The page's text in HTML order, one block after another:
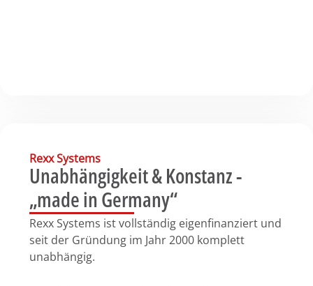
Rexx Systems
Unabhängigkeit & Konstanz -
„made in Germany“
Rexx Systems ist vollständig eigenfinanziert und
seit der Gründung im Jahr 2000 komplett
unabhängig.